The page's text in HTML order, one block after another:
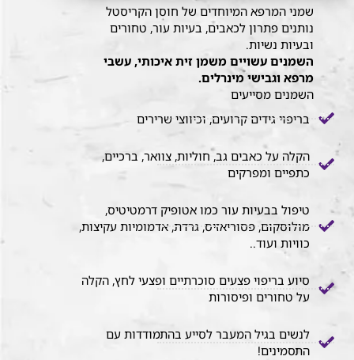
שמני המרפא המיוחדים של חוסן הקריסטל
נותנים פתרון לכאבים, בעיות עור, טחורים
ובעיות נשיות.
השמנים עשויים משמן זית איכותי, עשבי
מרפא וגבישי מינרלים.
השמנים מסייעים
בריפוי גידים קרועים, וכיווצי שרירים
הקלה על כאבים גב, חוליות, צוואר, ברכיים,
כתפיים ומפרקים
טיפול בבעיות עור כמו אטופיק דרמטיטיס,
מולוסקום, פסוריאזיס, גרדת, אדמומיות עקיצות,
כוויות ועוד..
סיוע בריפוי פצעים סוכרתיים ופצעי לחץ, הקלה
על טחורים ופיסורות
לנשים בגיל המעבר לסייע בהתמודדות עם
התסמינים!